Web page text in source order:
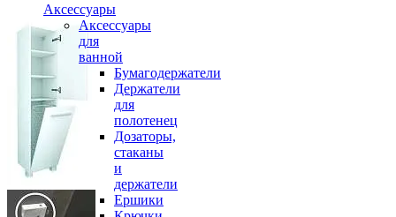
Аксессуары
Аксессуары
для
ванной
Бумагодержатели
Держатели
для
полотенец
Дозаторы,
стаканы
и
держатели
Ершики